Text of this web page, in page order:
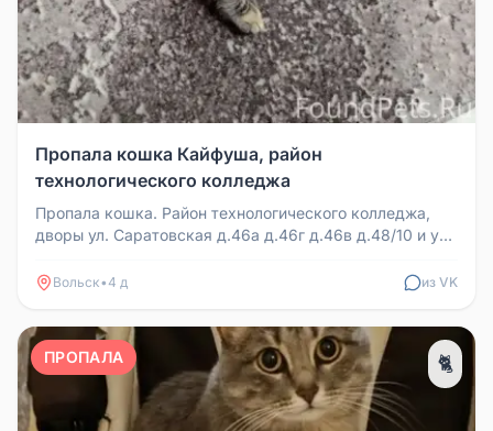
Пропала кошка Кайфуша, район
технологического колледжа
Пропала кошка. Район технологического колледжа,
дворы ул. Саратовская д.46а д.46г д.46в д.48/10 и ул.
Вольск•4 д из VK
ПРОПАЛА 🐈